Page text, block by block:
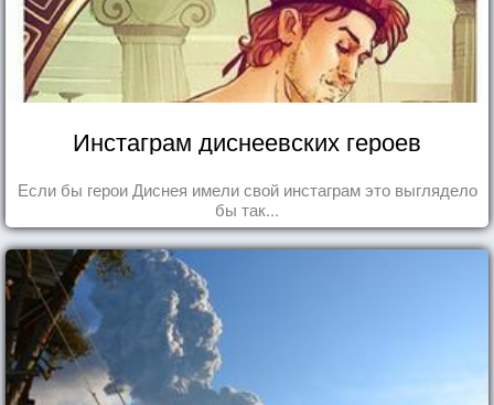
Инстаграм диснеевских героев
Если бы герои Диснея имели свой инстаграм это выглядело
бы так...